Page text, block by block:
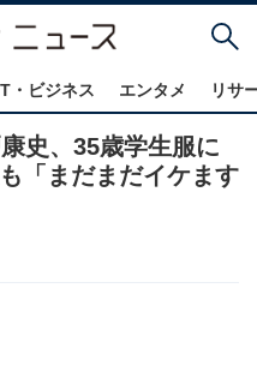
・ビジネス エンタメ リサ
史、35歳学生服に
「まだまだイケます